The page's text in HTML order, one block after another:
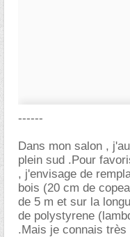
------
Dans mon salon ,
plein sud .Pour
, j'envisage de
bois (20 cm de
de 5 m et sur la
de polystyrene
.Mais je connais